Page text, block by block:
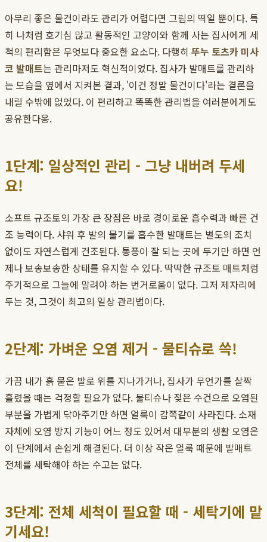
아무리 좋은 물건이라도 관리가 어렵다면 그림의 떡일 뿐이다. 특
히 나처럼 호기심 많고 활동적인 고양이와 함께 사는 집사에게 세
척의 편리함은 무엇보다 중요한 요소다. 다행히 뚜누 토츠카 미사
코 발매트는 관리마저도 혁신적이었다. 집사가 발매트를 관리하
는 모습을 옆에서 지켜본 결과, '이건 정말 물건이다'라는 결론을
내릴 수밖에 없었다. 이 편리하고 똑똑한 관리법을 여러분에게도
공유한다옹.
1단계: 일상적인 관리 - 그냥 내버려 두세
요!
소프트 규조토의 가장 큰 장점은 바로 경이로운 흡수력과 빠른 건
조 능력이다. 샤워 후 발의 물기를 흡수한 발매트는 별도의 조치
없이도 자연스럽게 건조된다. 통풍이 잘 되는 곳에 두기만 하면 언
제나 보송보송한 상태를 유지할 수 있다. 딱딱한 규조토 매트처럼
주기적으로 그늘에 말려야 하는 번거로움이 없다. 그저 제자리에
두는 것, 그것이 최고의 일상 관리법이다.
2단계: 가벼운 오염 제거 - 물티슈로 쓱!
가끔 내가 흙 묻은 발로 위를 지나가거나, 집사가 무언가를 살짝
흘렸을 때는 걱정할 필요가 없다. 물티슈나 젖은 수건으로 오염된
부분을 가볍게 닦아주기만 하면 얼룩이 감쪽같이 사라진다. 소재
자체에 오염 방지 기능이 어느 정도 있어서 대부분의 생활 오염은
이 단계에서 손쉽게 해결된다. 더 이상 작은 얼룩 때문에 발매트
전체를 세탁해야 하는 수고는 없다.
3단계: 전체 세척이 필요할 때 - 세탁기에 맡
기세요!